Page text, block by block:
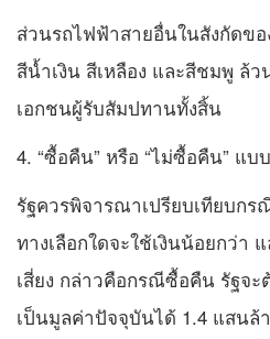
ส่วนรถไฟฟ้าสายอื่นในสังกัดข
สีน้ำเงิน สีเหลือง และสีชมพู ล้
เอกชนผู้รับสัมปทานทั้งสิ้น
4. “ซื้อคืน” หรือ “ไม่ซื้อคืน” แบ
รัฐควรพิจารณาเปรียบเทียบก
ทางเลือกใดจะใช้เงินน้อยกว่า
เสี่ยง กล่าวคือกรณีซื้อคืน รัฐจะ
เป็นมูลค่าปัจจุบันได้ 1.4 แสนล้